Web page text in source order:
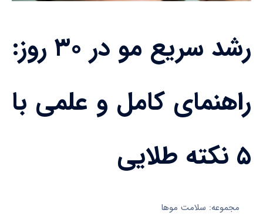
رشد سریع مو در ۳۰ روز:
راهنمای کامل و علمی با
۵ نکته طلایی
مجموعه: سلامت موها